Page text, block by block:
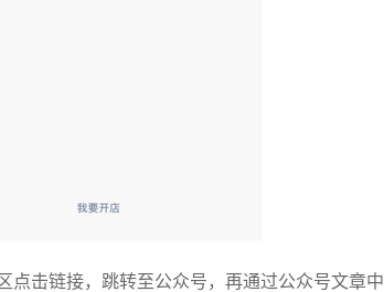
点击链接，跳转至公众号，再通过公众号文章中